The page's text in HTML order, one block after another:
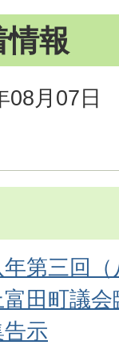
情報
08月07日
第三回（
富田町議会
示